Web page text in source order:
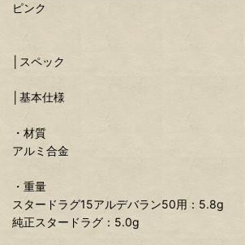
ピンク
│スペック
│基本仕様
・材質
アルミ合金
・重量
スタードラグ15アルデバラン50用：5.8g
純正スタードラグ：5.0g